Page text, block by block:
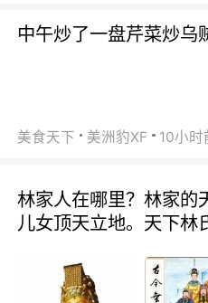
中午炒了一盘芹菜炒乌
美食天下 美洲豹XF 10小时
林家人在哪里？林家的
儿女顶天立地。天下林